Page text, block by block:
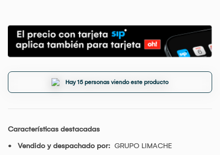
Hay 15 personas viendo este producto
Características destacadas
Vendido y despachado por: GRUPO LIMACHE